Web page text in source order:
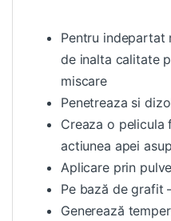
Pentru indepartat
de inalta calitate
miscare
Penetreaza si
Creaza o pelicula
actiunea apei
Aplicare prin
Pe bază de grafit
Generează